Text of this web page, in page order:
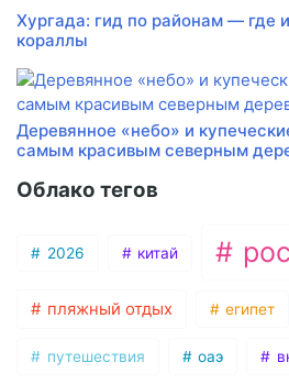
Хургада: гид по районам — где
кораллы
Деревянное «небо» и
самым красивым северным
Облако тегов
2026 китай
пляжный отдых египет
путешествия оаэ